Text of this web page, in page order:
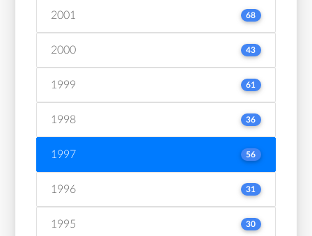
2001 68
2000 43
1999 61
1998 36
1997 56
1996 31
1995 30